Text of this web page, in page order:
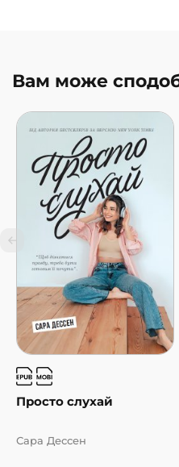
Вам може
Просто слухай
Сара Дессен